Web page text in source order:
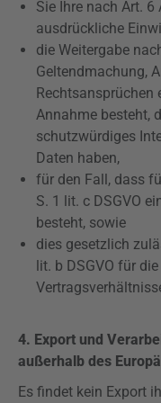
Sie Ihre nach Art. 6
ausdrückliche
die Weitergabe
Geltendmachung,
Rechtsansprüchen
Annahme besteht,
schutzwürdiges
Daten haben,
für den Fall, dass
S. 1 lit. c DSGVO
besteht, sowie
dies gesetzlich
lit. b DSGVO für
4. Export und
außerhalb des
Es findet kein Export